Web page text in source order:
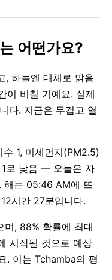
어떤가요?
, 하늘엔 대체로 맑음
이 비칠 거예요. 실제
다. 지금은 무겁고 열
1, 미세먼지(PM2.5)
1로 낮음 — 오늘은 자
해는 05:46 AM에 뜨
시간 27분입니다.
며, 88% 확률에 최대
시작될 것으로 예상
. 이는 Tchamba의 평